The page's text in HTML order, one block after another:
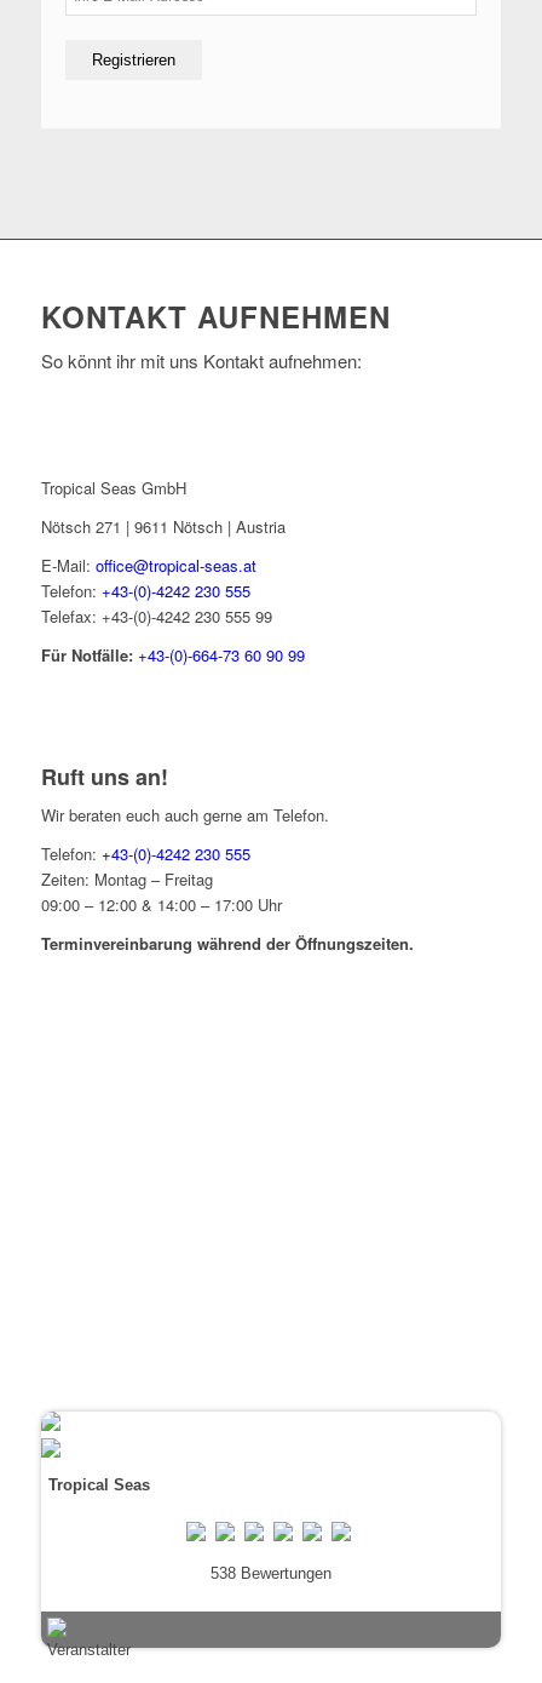
KONTAKT AUFNEHMEN
So könnt ihr mit uns Kontakt aufnehmen:
Tropical Seas GmbH
Nötsch 271 | 9611 Nötsch | Austria
E-Mail: office@tropical-seas.at
Telefon: +43-(0)-4242 230 555
Telefax: +43-(0)-4242 230 555 99
Für Notfälle: +43-(0)-664-73 60 90 99
Ruft uns an!
Wir beraten euch auch gerne am Telefon.
Telefon: +43-(0)-4242 230 555
Zeiten: Montag – Freitag
09:00 – 12:00 & 14:00 – 17:00 Uhr
Terminvereinbarung während der Öffnungszeiten.
Tropical Seas
538 Bewertungen